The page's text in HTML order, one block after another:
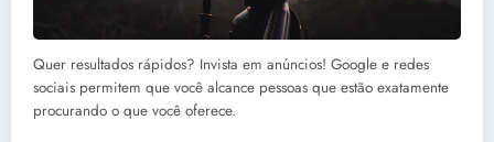
Quer resultados rápidos? Invista em anúncios! Google e redes
sociais permitem que você alcance pessoas que estão exatamente
procurando o que você oferece.